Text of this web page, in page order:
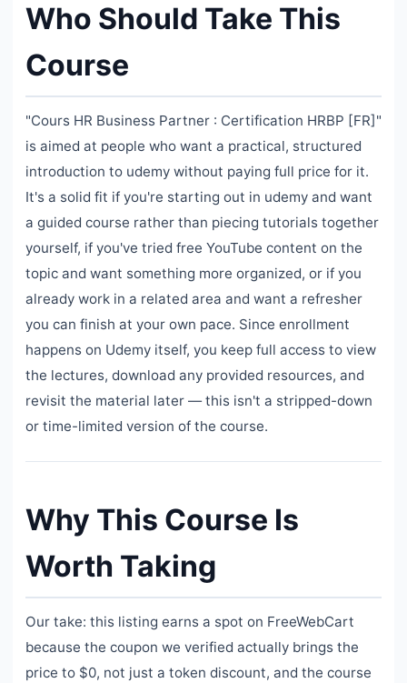
Who Should Take This
Course
"Cours HR Business Partner : Certification HRBP [FR]"
is aimed at people who want a practical, structured
introduction to udemy without paying full price for it.
It's a solid fit if you're starting out in udemy and want
a guided course rather than piecing tutorials together
yourself, if you've tried free YouTube content on the
topic and want something more organized, or if you
already work in a related area and want a refresher
you can finish at your own pace. Since enrollment
happens on Udemy itself, you keep full access to view
the lectures, download any provided resources, and
revisit the material later — this isn't a stripped-down
or time-limited version of the course.
Why This Course Is
Worth Taking
Our take: this listing earns a spot on FreeWebCart
because the coupon we verified actually brings the
price to $0, not just a token discount, and the course